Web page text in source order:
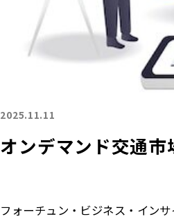
2025.11.11
オンデマンド交通
フォーチュン・ビジネス・イン